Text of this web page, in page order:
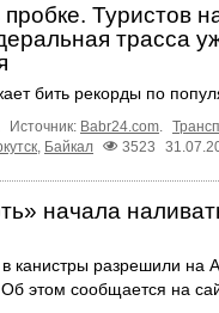
Туристов
трасса
бить рекорды по
Источник: Babr24.com
, Байкал 3523
начала
в канистры разрешили на
этом сообщается на